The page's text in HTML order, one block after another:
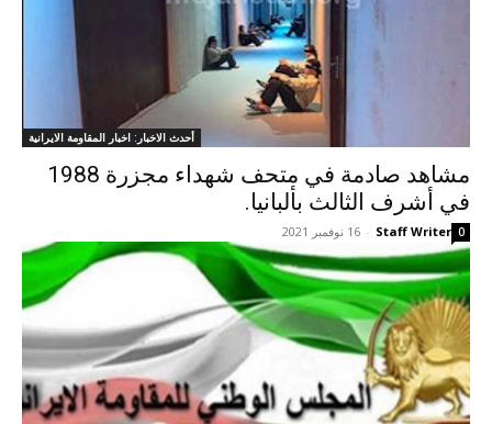
أحدث الاخبار: اخبار المقاومة الايرانية
مشاهد صادمة في متحف شهداء مجزرة 1988
في أشرف الثالث بألبانيا.
Staff Writer
- 16 نوفمبر 2021 0